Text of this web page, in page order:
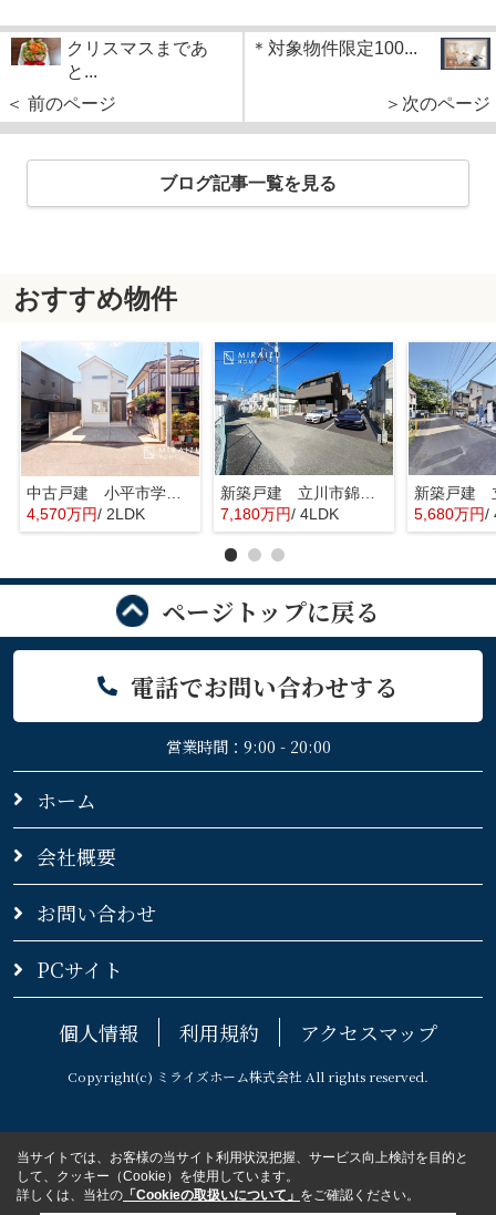
クリスマスまであ
と...
＜ 前のページ
＊対象物件限定100...
＞次のページ
ブログ記事一覧を見る
おすすめ物件
中古戸建 小平市学園東町 全1棟
4,570万円/ 2LDK
新築戸建 立川市錦町 全2棟
7,180万円/ 4LDK 5,680万円/
ページトップに戻る
電話でお問い合わせする
営業時間：9:00 - 20:00
ホーム
会社概要
お問い合わせ
PCサイト
個人情報 利用規約 アクセスマップ
Copyright(c) ミライズホーム株式会社 All rights reserved.
当サイトでは、お客様の当サイト利用状況把握、サービス向上検討を目的と
して、クッキー（Cookie）を使用しています。
詳しくは、当社の 「Cookieの取扱いについて」 をご確認ください。